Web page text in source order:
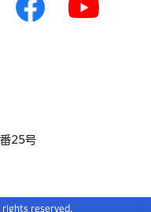
25号
reserved.